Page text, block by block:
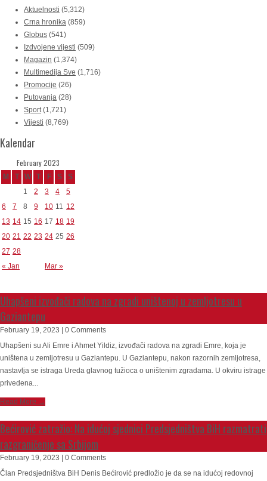
Aktuelnosti (5,312)
Crna hronika (859)
Globus (541)
Izdvojene vijesti (509)
Magazin (1,374)
Multimedija Sve (1,716)
Promocije (26)
Putovanja (28)
Sport(1,721)
Vijesti (8,769)
Kalendar
February 2023
M T W T F S S
« Jan Mar »
1 2 3 4
5
6
7 8 9 10 11 12
13 14 15 16 17 18 19
20 21 22 23 24 25 26
27 28
Uhapšeni izvođači radova na zgradi uništenoj u zemljotresu u
Gaziantepu
February 19, 2023 | 0 Comments
Uhapšeni su Ali Emre i Ahmet Yildiz, izvođači radova na zgradi Emre, koja je
uništena u zemljotresu u Gaziantepu. U Gaziantepu, nakon razornih zemljotresa,
nastavlja se istraga Ureda glavnog tužioca o uništenim zgradama. U okviru istrage
privedena...
Read More →
Bećirović zatražio: Na idućoj sjednici Predsjedništva BiH razmatrati
razgraničenje sa Srbijom
February 19, 2023 | 0 Comments
Član Predsjedništva BiH Denis Bećirović predložio je da se na idućoj redovnoj